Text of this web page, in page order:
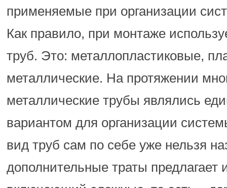
применяемые при организации
Как правило, при монтаже
труб. Это: металлопластиковые,
металлические. На протяжении
металлические трубы являлись
вариантом для организации
вид труб сам по себе уже нельзя
дополнительные траты предлагает